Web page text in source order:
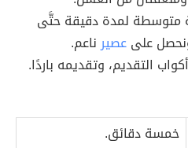
متوسطة لمدة دقيقة حتَّى
علىعصيرناعم.
التقديم، وتقديمه باردًا.
خمسة دقائق.